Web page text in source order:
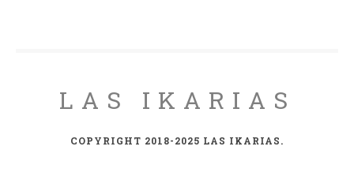
LAS IKARIAS
COPYRIGHT 2018-2025 LAS IKARIAS.